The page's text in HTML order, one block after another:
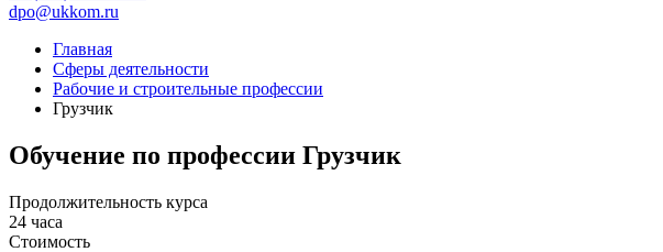
dpo@ukkom.ru
Главная
Сферы деятельности
Рабочие и строительные профессии
Грузчик
Обучение по профессии Грузчик
Продолжительность курса
24 часа
Стоимость